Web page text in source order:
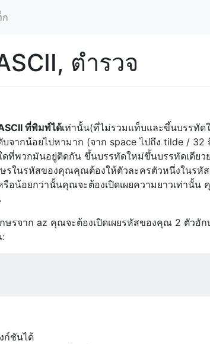
ก
ตำรวจ
ที่พิมพ์ได้เท่านั้น(ที่ไม่รวมแท็บและขึ้นบรรทัด
จากน้อยไปหามาก (จาก space ไปถึง tilde / 32
ดที่พวกมันอยู่ติดกัน ขึ้นบรรทัดใหม่ขึ้นบรรทัดเดียว
รในรหัสของคุณคุณต้องให้ตัวละครตัวหนึ่งในรหั
น้อยกว่านั้นคุณจะต้องเปิดเผยความยาวเท่านั้น
ษรจาก az คุณจะต้องเปิดเผยรหัสของคุณ 2 ตัวอัก
:
ก์ชันได้